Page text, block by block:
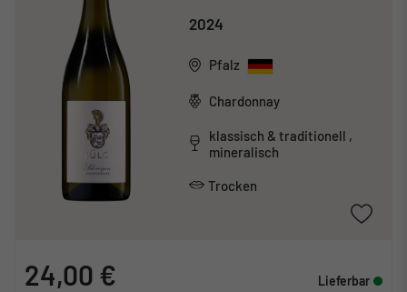
2024
Pfalz
Chardonnay
klassisch & traditionell ,
mineralisch
Trocken
24,00 € Lieferbar